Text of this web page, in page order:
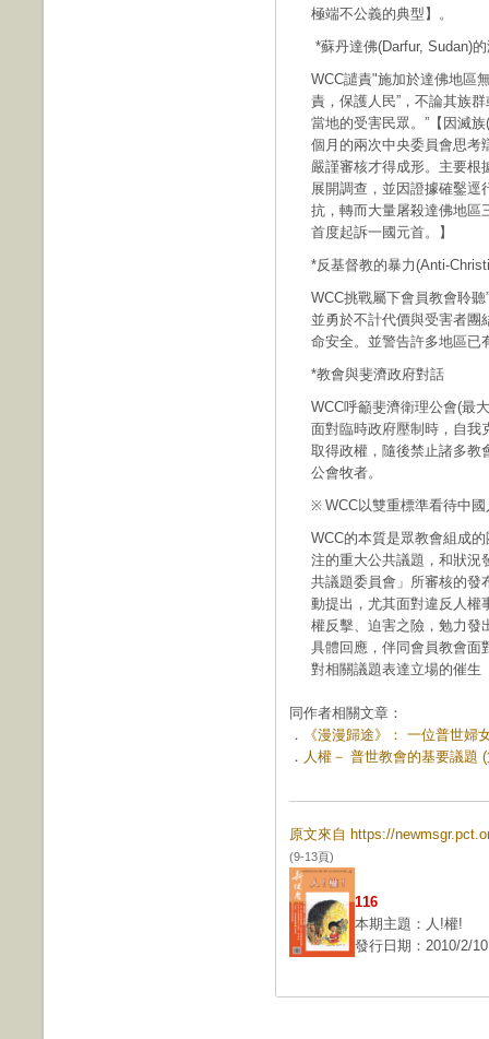
極端不公義的典型】。
*蘇丹達佛(Darfur, Sudan)
WCC譴責"施加於達佛地區
責，保護人民”，不論其族
當地的受害民眾。”【因滅
個月的兩次中央委員會思考
嚴謹審核才得成形。主要根
展開調查，並因證據確鑿逕
抗，轉而大量屠殺達佛地區
首度起訴一國元首。】
*反基督教的暴力(Anti-
WCC挑戰屬下會員教會聆
並勇於不計代價與受害者團
命安全。並警告許多地區已
*教會與斐濟政府對話
WCC呼籲斐濟衛理公會(最
面對臨時政府壓制時，自我
取得政權，隨後禁止諸多教
公會牧者。
※ WCC以雙重標準看待中
WCC的本質是眾教會組成
注的重大公共議題，和狀況
共議題委員會」所審核的發
動提出，尤其面對違反人權
權反擊、迫害之險，勉力發
具體回應，伴同會員教會面
對相關議題表達立場的催生
同作者相關文章：
．
《漫漫歸途》： 一位普世婦
． 人權－ 普世教會的基要議題
原文來自 https://
(9-13頁)
116
本期主題：人!權!
發行日期：2010/2/10